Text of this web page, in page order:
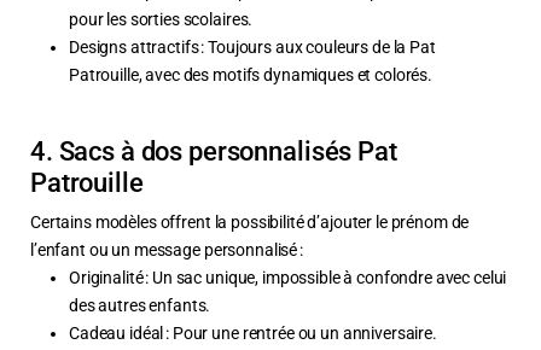
pour les sorties scolaires.
Designs attractifs : Toujours aux couleurs de la Pat
Patrouille, avec des motifs dynamiques et colorés.
4. Sacs à dos personnalisés Pat
Patrouille
Certains modèles offrent la possibilité d’ajouter le prénom de
l’enfant ou un message personnalisé :
Originalité : Un sac unique, impossible à confondre avec celui
des autres enfants.
Cadeau idéal : Pour une rentrée ou un anniversaire.